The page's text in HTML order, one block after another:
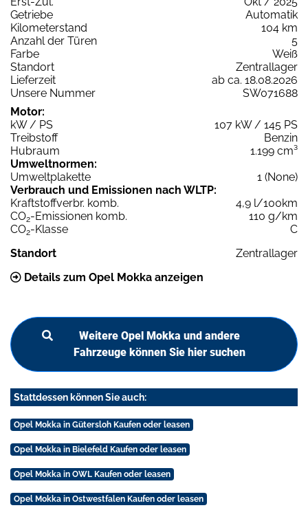
Getriebe
Automatik
Kilometerstand
104 km
Anzahl der Türen
5
Farbe
Weiß
Standort
Zentrallager
Lieferzeit
ab ca. 18.08.2026
Unsere Nummer
SW071688
Motor:
kW / PS
107 kW / 145 PS
Treibstoff
Benzin
Hubraum
1.199 cm³
Umweltnormen:
Umweltplakette
1 (None)
Verbrauch und Emissionen nach WLTP:
Kraftstoffverbr. komb.
4,9 l/100km
CO2-Emissionen komb.
110 g/km
CO2-Klasse
C
Standort
Zentrallager
Details zum Opel Mokka anzeigen
Weitere Opel Mokka und andere
Fahrzeuge können Sie hier suchen
Stattdessen können Sie auch:
Opel Mokka in Gütersloh Kaufen oder leasen
Opel Mokka in Bielefeld Kaufen oder leasen
Opel Mokka in OWL Kaufen oder leasen
Opel Mokka in Ostwestfalen Kaufen oder leasen